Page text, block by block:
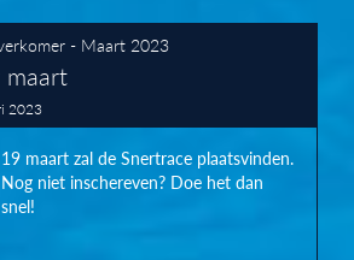
- Maart 2023
maart
2023
19 maart zal de Snertrace plaatsvinden.
Nog niet inschereven? Doe het dan
snel!